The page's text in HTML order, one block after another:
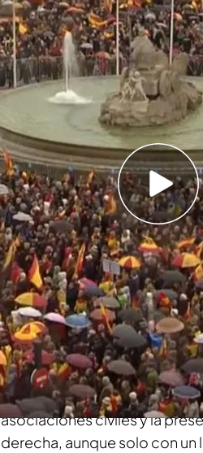
se ha vuelto a
por miembros de segunda
este fin de semana en
absoluta en el Senado
en la plaza
, que está a punto de ser
del Gobierno, Pedro
su dimisión. Detrás de esta
civiles y la
aunque solo con un